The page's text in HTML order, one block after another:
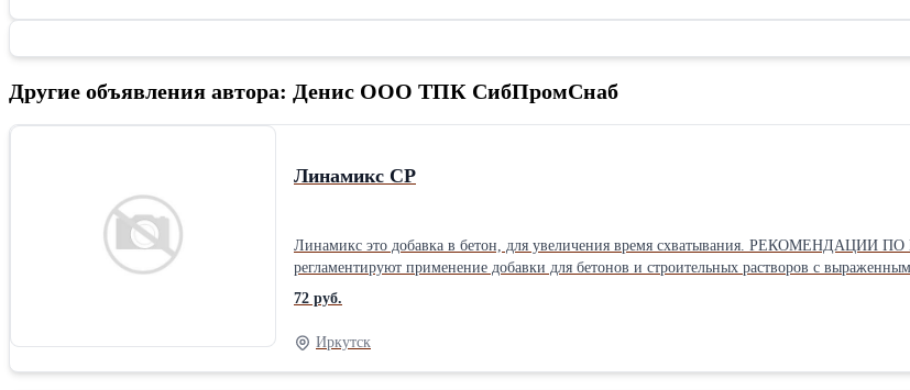
Другие объявления автора: Денис ООО ТПК СибПромСнаб
Линамикс СР
Линамикс это добавка в бетон, для увеличения время схватывания.
регламентируют применение добавки для бетонов и строительных растворов с
добавка «ЛИНАМИКС РС») по ТУ 5745-051-58042865-2010. Добавка «ЛИНАМИКС РС»
Линамикса РС определяется химико-минералогичес-ким и вещественным составом
соответствует требованиям ГОСТ 24211 для добавок, регулирующих сохраняемость
на основе модифицированного крахмала и соли гидроксикарбоновой кислоты.
является приготовление товарного бетона. Рекомендовано использование
72 руб.
Иркутск